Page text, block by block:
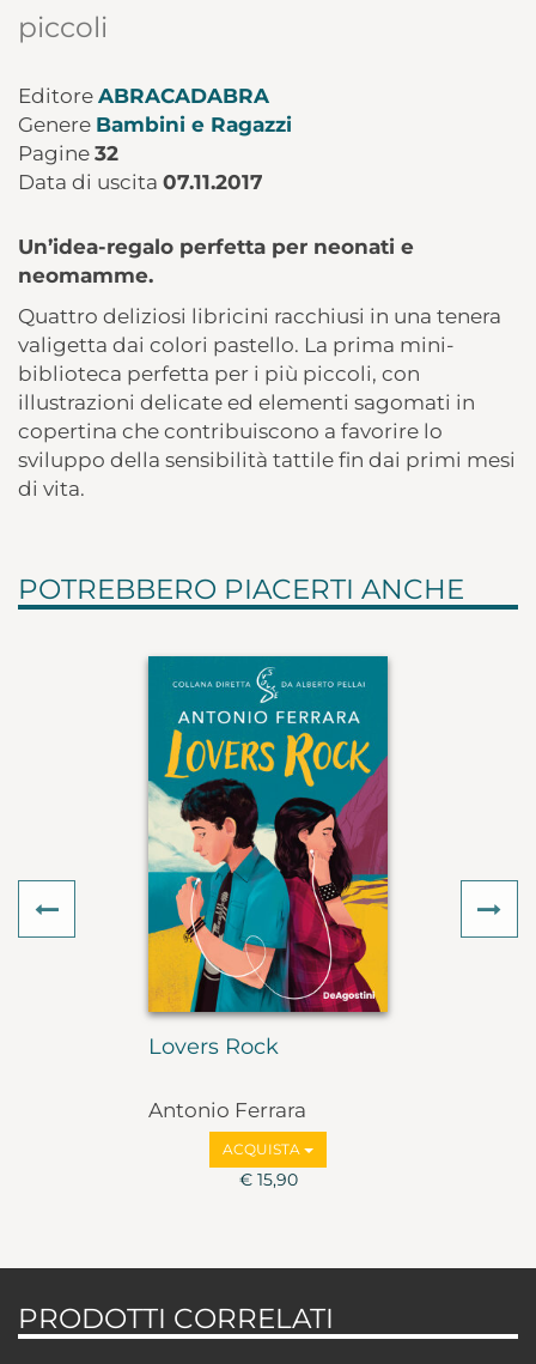
piccoli
Editore ABRACADABRA
Genere Bambini e Ragazzi
Pagine 32
Data di uscita 07.11.2017
Un’idea-regalo perfetta per neonati e
neomamme.
Quattro deliziosi libricini racchiusi in una tenera
valigetta dai colori pastello. La prima mini-
biblioteca perfetta per i più piccoli, con
illustrazioni delicate ed elementi sagomati in
copertina che contribuiscono a favorire lo
sviluppo della sensibilità tattile fin dai primi mesi
di vita.
POTREBBERO PIACERTI ANCHE
Lovers Rock
Antonio Ferrara
ACQUISTA
€ 15,90
Previous
PRODOTTI CORRELATI